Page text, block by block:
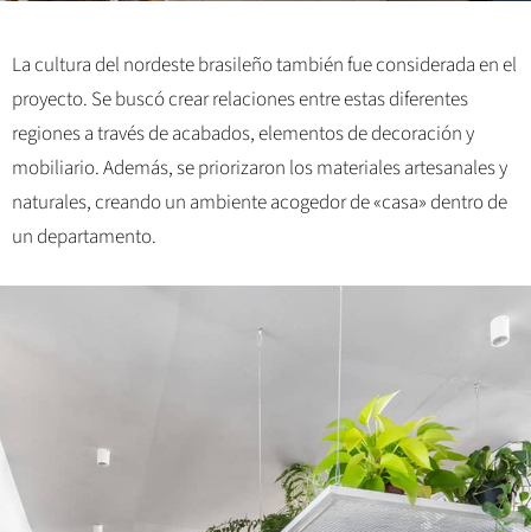
La cultura del nordeste brasileño también fue considerada en el
proyecto. Se buscó crear relaciones entre estas diferentes
regiones a través de acabados, elementos de decoración y
mobiliario. Además, se priorizaron los materiales artesanales y
naturales, creando un ambiente acogedor de «casa» dentro de
un departamento.